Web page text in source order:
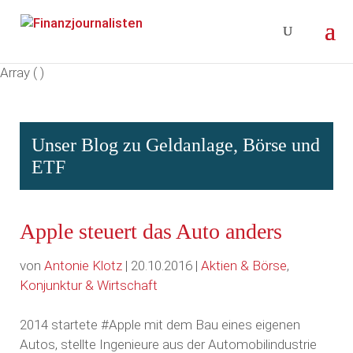
Array ( )
Unser Blog zu Geldanlage, Börse und
ETF
Apple steuert das Auto anders
von Antonie Klotz| 20.10.2016 | Aktien & Börse,
Konjunktur & Wirtschaft
2014 startete #Apple mit dem Bau eines eigenen
Autos, stellte Ingenieure aus der Automobilindustrie